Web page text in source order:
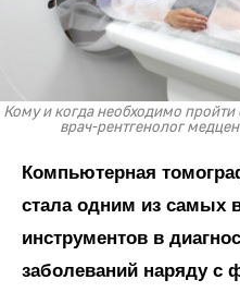
Кому и когда необходимо
врач-рентгенолог
Компьютерная
стала одним из самых
инструментов в
заболеваний наряду